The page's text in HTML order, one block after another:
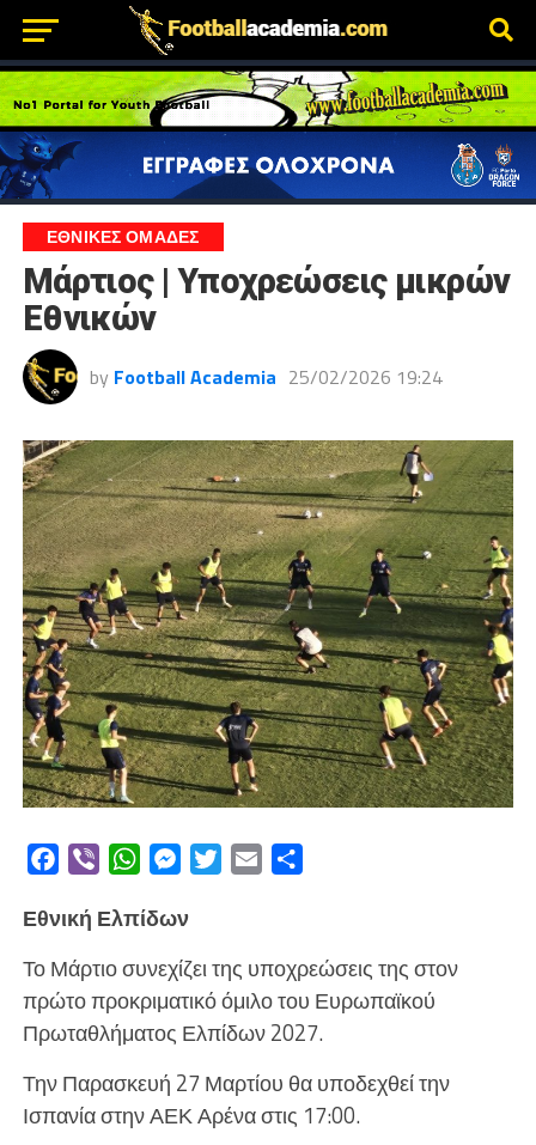
ΕΘΝΙΚΕΣ ΟΜΑΔΕΣ
Μάρτιος | Υποχρεώσεις μικρών
Εθνικών
by Football Academia 25/02/2026 19:24
Facebook
Viber WhatsAppMessengerTwitterEmail
Εθνική Ελπίδων
Το Μάρτιο συνεχίζει της υποχρεώσεις τηςστον
πρώτο προκριματικό όμιλο του Ευρωπαϊκού
Πρωταθλήματος Ελπίδων 2027.
Την Παρασκευή 27 Μαρτίου θα υποδεχθεί την
Ισπανία στην ΑΕΚ Αρένα στις 17:00.